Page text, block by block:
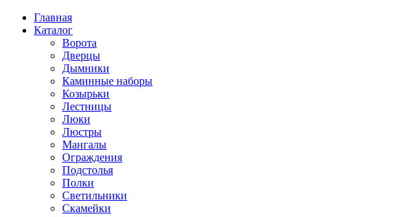
Перейти
содержимому
Главная
Каталог
Ворота
Дверцы
Дымники
Каминные наборы
Козырьки
Лестницы
Люки
Люстры
Мангалы
Ограждения
Подстолья
Полки
Светильники
Скамейки